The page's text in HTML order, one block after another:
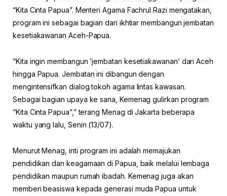
“Kita Cinta Papua”. Menteri Agama Fachrul Razi mengatakan,
program ini sebagai bagian dari ikhtiar membangun jembatan
kesetiakawanan Aceh-Papua.
“Kita ingin membangun ‘jembatan kesetiakawanan’ dari Aceh
hingga Papua. Jembatan ini dibangun dengan
mengintensifkan dialog tokoh agama lintas kawasan.
Sebagai bagian upaya ke sana, Kemenag gulirkan program
“Kita Cinta Papua”,” terang Menag di Jakarta beberapa
waktu yang lalu, Senin (13/07).
Menurut Menag, inti program ini adalah memajukan
pendidikan dan keagamaan di Papua, baik melalui lembaga
pendidikan maupun rumah ibadah. Kemenag juga akan
memberi beasiswa kepada generasi muda Papua untuk